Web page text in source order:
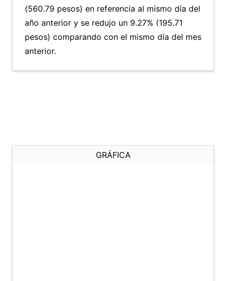
(560.79 pesos) en referencia al mismo día del
año anterior y se redujo un 9.27% (195.71
pesos) comparando con el mismo día del mes
anterior.
GRÁFICA